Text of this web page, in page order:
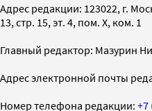
Адрес редакции: 123022, г.
13, стр. 15, эт. 4, пом. X, ком. 1
Главный редактор: Мазурин
Адрес электронной почты
Номер телефона редакции: +7